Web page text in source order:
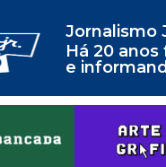
Jornalismo
Há 20
e